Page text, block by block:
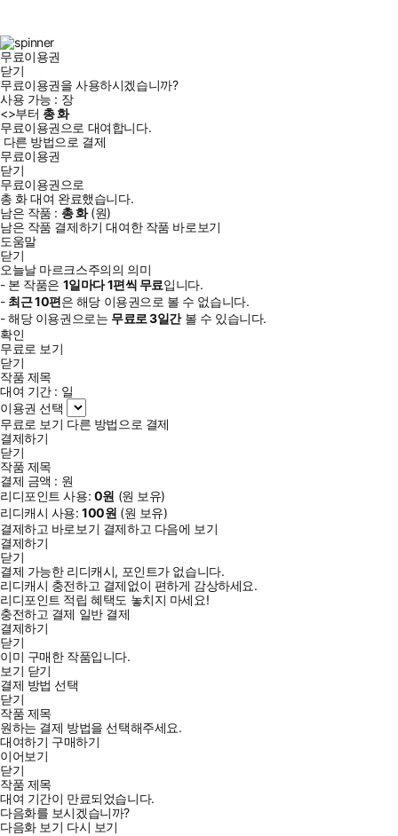
무료이용권
닫기
무료이용권을 사용하시겠습니까?
사용 가능 : 장
<>부터 총화
무료이용권으로 대여합니다.
다른 방법으로 결제
무료이용권
닫기
무료이용권으로
총 화대여 완료했습니다.
남은 작품 : 총화(원)
남은 작품 결제하기 대여한 작품 바로보기
도움말
닫기
오늘날 마르크스주의의 의미
- 본 작품은 1일마다1편씩 무료입니다.
- 최근10편은 해당 이용권으로 볼 수 없습니다.
- 해당 이용권으로는 무료로3일간볼 수 있습니다.
확인
무료로 보기
닫기
작품 제목
대여 기간 : 일
이용권 선택
무료로 보기 다른 방법으로 결제
결제하기
닫기
작품 제목
결제 금액 : 원
리디포인트 사용: 0원 (원 보유)
리디캐시 사용:100원 (원 보유)
결제하고 바로보기 결제하고 다음에 보기
결제하기
닫기
결제 가능한 리디캐시, 포인트가 없습니다.
리디캐시 충전하고 결제없이 편하게 감상하세요.
리디포인트 적립 혜택도 놓치지 마세요!
충전하고 결제 일반 결제
결제하기
닫기
이미 구매한 작품입니다.
보기 닫기
결제 방법 선택
닫기
작품 제목
원하는 결제 방법을 선택해주세요.
대여하기 구매하기
이어보기
닫기
작품 제목
대여 기간이 만료되었습니다.
다음화를 보시겠습니까?
다음화 보기 다시 보기